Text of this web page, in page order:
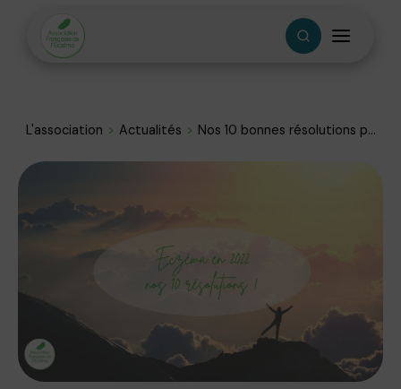
L'association Actualités Nos 10 bonnes résolutions p...